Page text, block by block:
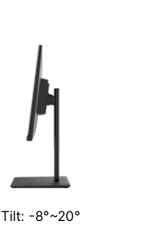
Tilt: -8°~20°